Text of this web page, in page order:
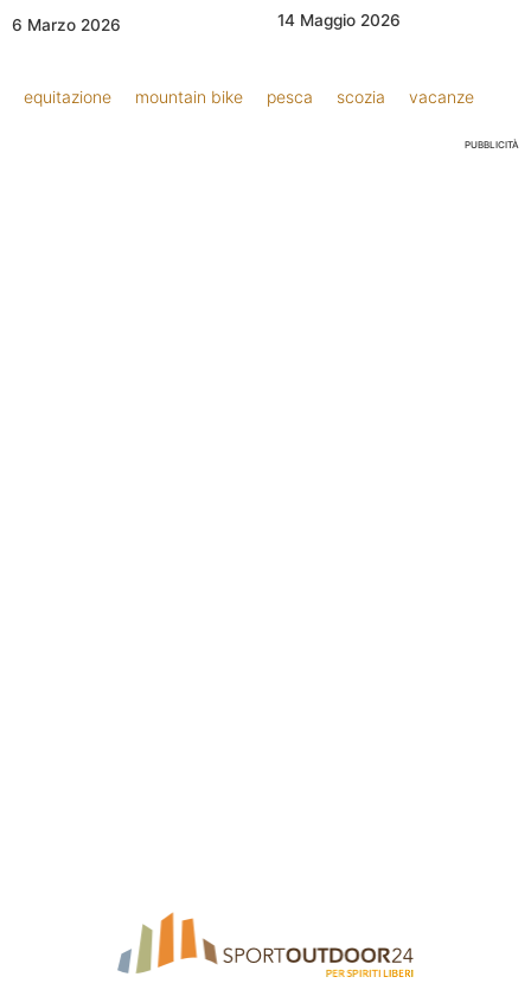
6 Marzo 2026 14 Maggio 2026
equitazione mountain bike pesca scozia vacanze
PUBBLICITÀ